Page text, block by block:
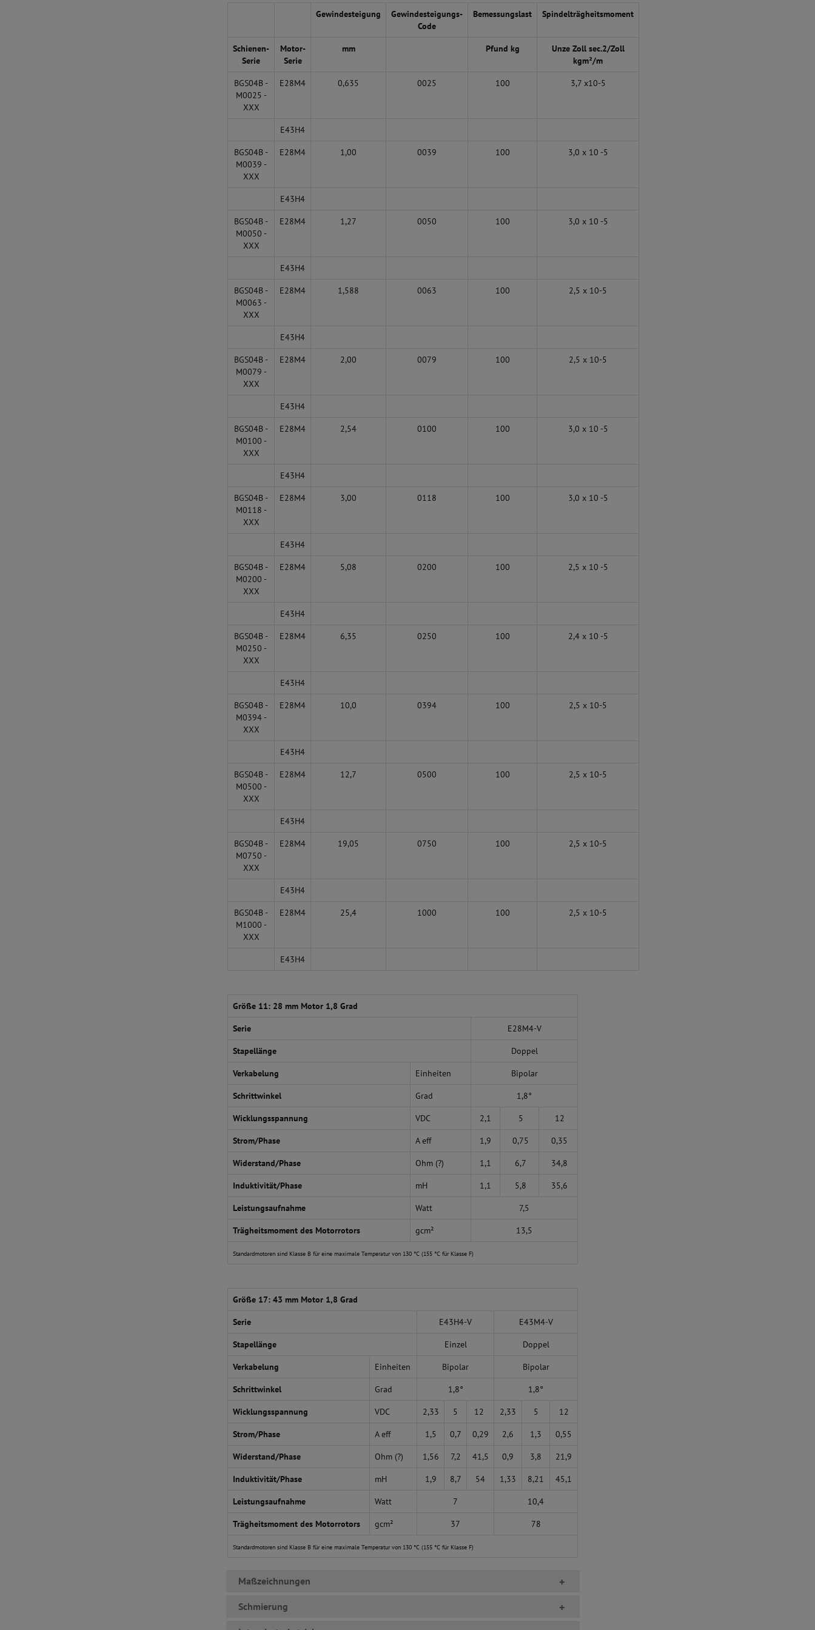
Gewindesteigung
Gewindesteigungs-
Code
Bemessungslast Spindelträgheitsmoment
Schienen-
Serie
Motor-
Serie
mm Pfund kg
Unze Zoll sec.2/Zoll
kgm²/m
BGS04B -
M0025 -
XXX
E28M4 0,635 0025 100 3,7 x10-5
E43H4
BGS04B -
M0039 -
XXX
E28M4 1,00 0039 100 3,0 x 10 -5
E43H4
BGS04B -
M0050 -
XXX
E28M4 1,27 0050 100 3,0 x 10 -5
E43H4
BGS04B -
M0063 -
XXX
E28M4 1,588 0063 100 2,5 x 10-5
E43H4
BGS04B -
M0079 -
XXX
E28M4 2,00 0079 100 2,5 x 10-5
E43H4
BGS04B -
M0100 -
XXX
E28M4 2,54 0100 100 3,0 x 10 -5
E43H4
BGS04B -
M0118 -
XXX
E28M4 3,00 0118 100 3,0 x 10 -5
E43H4
BGS04B -
M0200 -
XXX
E28M4 5,08 0200 100 2,5 x 10 -5
E43H4
BGS04B -
M0250 -
XXX
E28M4 6,35 0250 100 2,4 x 10 -5
E43H4
BGS04B -
M0394 -
XXX
E28M4 10,0 0394 100 2,5 x 10-5
E43H4
BGS04B -
M0500 -
XXX
E28M4 12,7 0500 100 2,5 x 10-5
E43H4
BGS04B -
M0750 -
XXX
E28M4 19,05 0750 100 2,5 x 10-5
E43H4
BGS04B -
M1000 -
XXX
E28M4 25,4 1000 100 2,5 x 10-5
E43H4
Größe 11: 28 mm Motor 1,8 Grad
Serie E28M4-V
Stapellänge Doppel
Verkabelung Einheiten Bipolar
Schrittwinkel Grad 1,8°
Wicklungsspannung VDC 2,1 5 12
Strom/Phase A eff 1,9 0,75 0,35
Widerstand/Phase Ohm (?) 1,1 6,7 34,8
Induktivität/Phase mH 1,1 5,8 35,6
Leistungsaufnahme Watt 7,5
Trägheitsmoment des Motorrotors gcm² 13,5
Standardmotoren sind Klasse B für eine maximale Temperatur von 130 °C (155 °C für Klasse F)
Größe 17: 43 mm Motor 1,8 Grad
Serie E43H4-V E43M4-V
Stapellänge Einzel Doppel
Verkabelung Einheiten Bipolar Bipolar
Schrittwinkel Grad 1,8° 1,8°
Wicklungsspannung VDC 2,33 5 12 2,33 5 12
Strom/Phase A eff 1,5 0,7 0,29 2,6 1,3 0,55
Widerstand/Phase Ohm (?) 1,56 7,2 41,5 0,9 3,8 21,9
Induktivität/Phase mH 1,9 8,7 54 1,33 8,21 45,1
Leistungsaufnahme Watt 7 10,4
Trägheitsmoment des Motorrotors gcm² 37 78
Standardmotoren sind Klasse B für eine maximale Temperatur von 130 °C (155 °C für Klasse F)
Maßzeichnungen +
Schmierung +